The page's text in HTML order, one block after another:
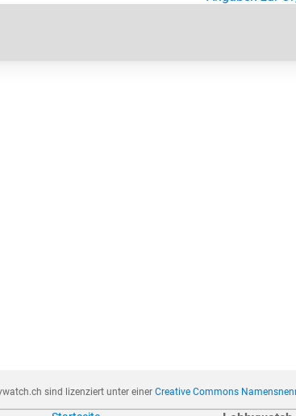
sind lizenziert unter einerCreative Commons